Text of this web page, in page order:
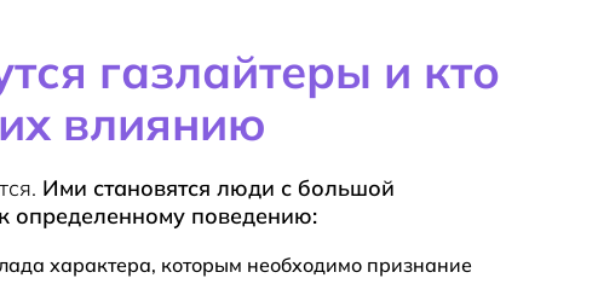
газлайтеры и кто
влиянию
Ими становятся люди с большой
определенному поведению:
характера, которым необходимо признание